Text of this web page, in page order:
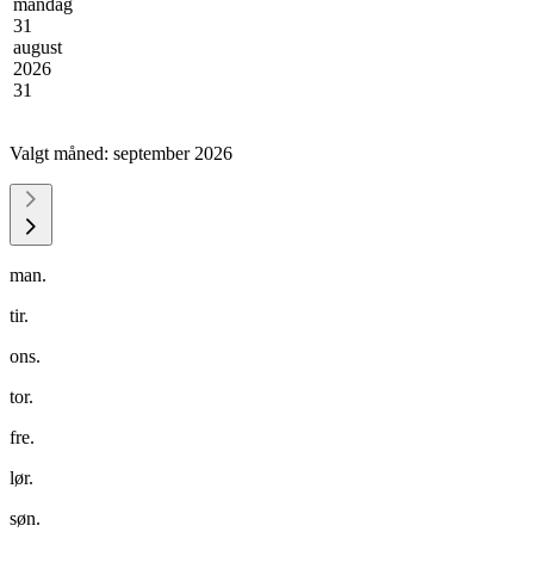
31
august
2026
31
Valgt måned: september 2026
man.
tir.
ons.
tor.
fre.
lør.
søn.